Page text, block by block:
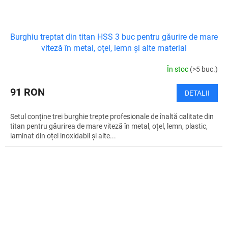
Burghiu treptat din titan HSS 3 buc pentru găurire de mare
viteză în metal, oțel, lemn și alte material
În stoc (>5 buc.)
91 RON DETALII
Setul conține trei burghie trepte profesionale de înaltă calitate din
titan pentru găurirea de mare viteză în metal, oțel, lemn, plastic,
laminat din oțel inoxidabil și alte...